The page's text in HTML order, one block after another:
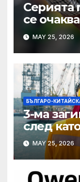
Серията
се
чип Kirin
MAY 25, 2026
БЪЛГАРО-
3-ма
след
падна в
MAY 25, 2026